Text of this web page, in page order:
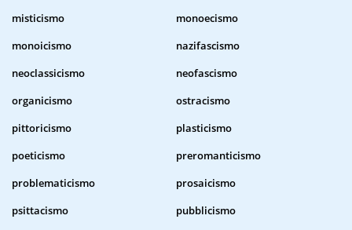
misticismo
monoecismo
monoicismo
nazifascismo
neoclassicismo
neofascismo
organicismo
ostracismo
pittoricismo
plasticismo
poeticismo
preromanticismo
problematicismo
prosaicismo
psittacismo
pubblicismo